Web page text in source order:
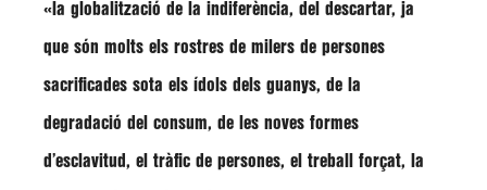
«la globalització de la indiferència, del descartar, ja
que són molts els rostres de milers de persones
sacrificades sota els ídols dels guanys, de la
degradació del consum, de les noves formes
d’esclavitud, el tràfic de persones, el treball forçat, la